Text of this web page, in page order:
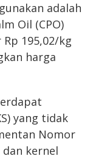
adalah
Oil (CPO)
195,02/kg
harga
yang tidak
Nomor
dan kernel